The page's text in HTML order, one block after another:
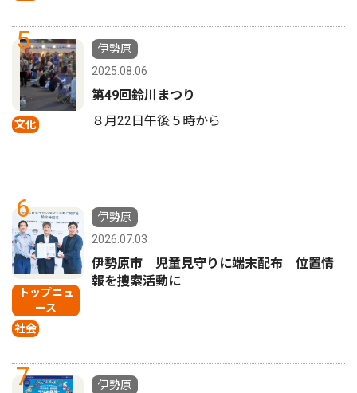
5
文化
伊勢原
2025.08.06
第49回鈴川まつり
８月22日午後５時から
6
トップニュ
ース
社会
伊勢原
2026.07.03
伊勢原市 児童見守りに端末配布 位置情
報を捜索活動に
7
伊勢原